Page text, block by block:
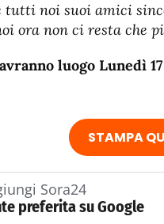
tutti noi suoi amici
ora non ci resta che
luogo Lunedì
STAMPA
Sora24
preferita su Google